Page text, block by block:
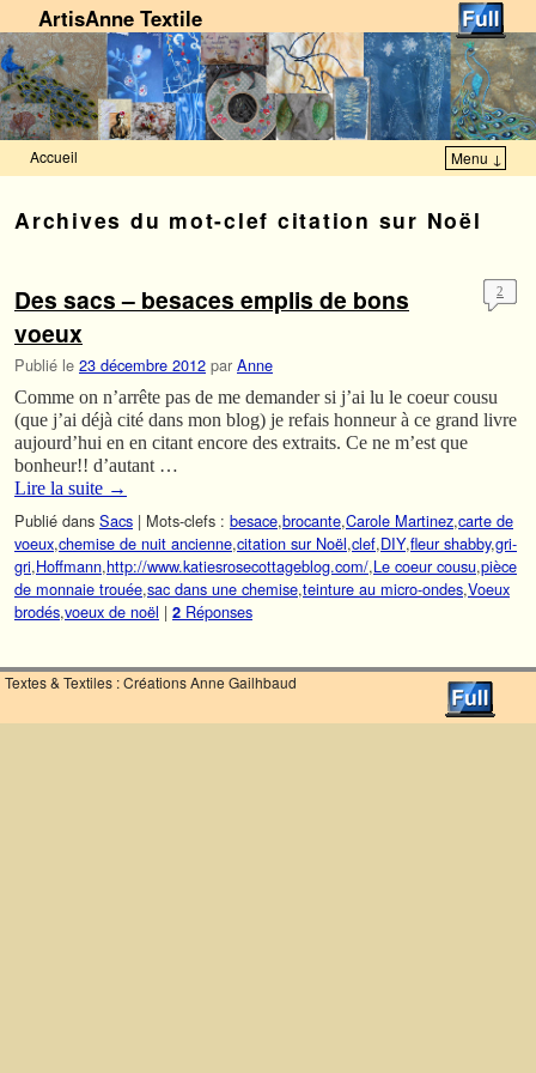
ArtisAnne Textile
Accueil Menu ↓
Archives du mot-clef citation sur Noël
Des sacs – besaces emplis de bons
voeux
Publié le 23 décembre 2012 par Anne
2
Comme on n’arrête pas de me demander si j’ai lu le coeur cousu
(que j’ai déjà cité dans mon blog) je refais honneur à ce grand livre
aujourd’hui en en citant encore des extraits. Ce ne m’est que
bonheur!! d’autant …
Lire la suite →
Publié dans Sacs | Mots-clefs : besace,brocante,Carole Martinez,carte de
voeux,chemise de nuit ancienne,citation sur Noël,clef,DIY,fleur shabby,gri-
gri,Hoffmann,http://www.katiesrosecottageblog.com/,Le coeur cousu,pièce
de monnaie trouée,sac dans une chemise,teinture au micro-ondes,Voeux
brodés,voeux de noël | 2 Réponses
Textes & Textiles : Créations Anne Gailhbaud